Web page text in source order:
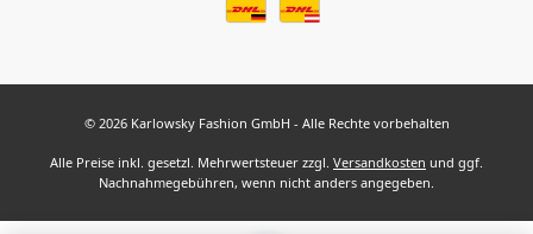
© 2026 Karlowsky Fashion GmbH - Alle Rechte vorbehalten
Alle Preise inkl. gesetzl. Mehrwertsteuer zzgl. Versandkosten und ggf.
Nachnahmegebühren, wenn nicht anders angegeben.